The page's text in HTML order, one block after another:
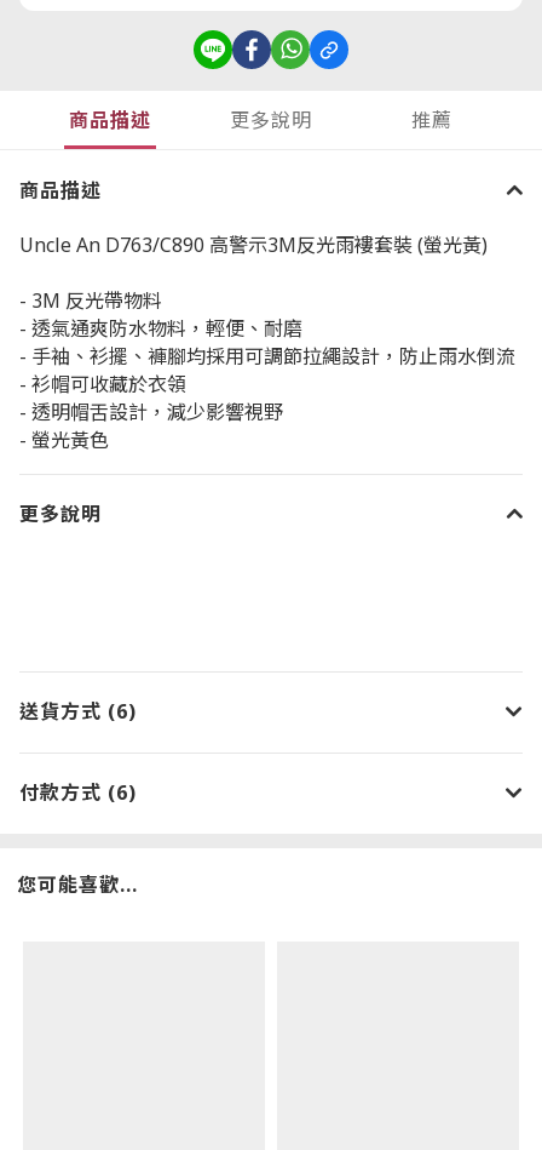
商品描述 更多說明 推薦
商品描述
Uncle An D763/C890 高警示3M反光雨褸套裝 (螢光黃)
- 3M 反光帶物料
- 透氣通爽防水物料，輕便、耐磨
- 手袖、衫擺、褲腳均採用可調節拉繩設計，防止雨水倒流
- 衫帽可收藏於衣領
- 透明帽舌設計，減少影響視野
- 螢光黃色
更多說明
送貨方式 (6)
付款方式 (6)
您可能喜歡...